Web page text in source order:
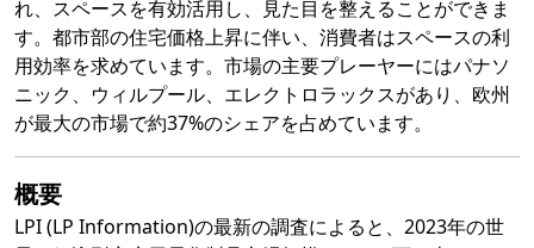
れ、スペースを有効活用し、見た目を整えることができま
す。都市部の住宅価格上昇に伴い、消費者はスペースの利
用効率を求めています。市場の主要プレーヤーにはパナソ
ニック、ウィルプール、エレクトロラックスがあり、欧州
が最大の市場で約37%のシェアを占めています。
概要
LPI (LP Information)の最新の調査によると、2023年の世